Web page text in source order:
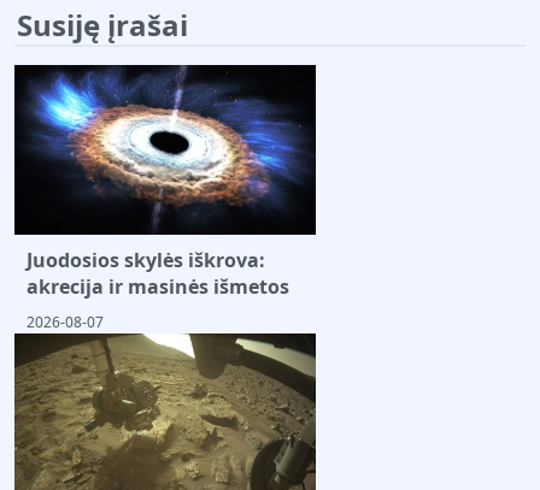
Susiję įrašai
Juodosios skylės iškrova:
akrecija ir masinės išmetos
2026-08-07